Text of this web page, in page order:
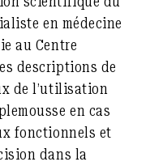
en médecine
au Centre
descriptions de
de l’utilisation
en cas
fonctionnels et
dans la